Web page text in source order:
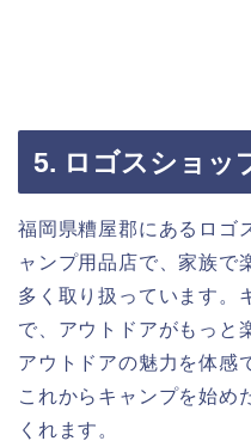
5. ロゴスショッ
福岡県糟屋郡にあるロゴ
ャンプ用品店で、家族で
多く取り扱っています。
で、アウトドアがもっと
アウトドアの魅力を体感
これからキャンプを始め
くれます。